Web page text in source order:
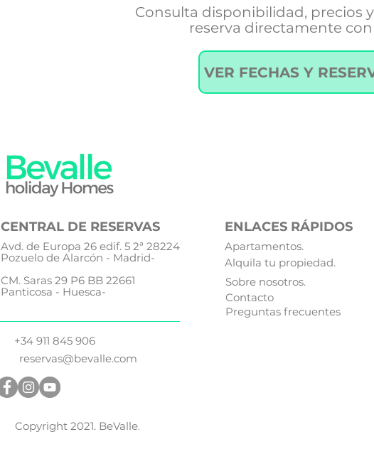
Consulta disponibilidad, precios
reserva directamente con
VER FECHAS Y
CENTRAL DE RESERVAS
Avd. de Europa 26 edif. 5 2ª 28224
Pozuelo de Alarcón - Madrid-
CM. Saras 29 P6 BB 22661
Panticosa - Huesca-
ENLACES RÁPIDOS
Apartamentos.
Alquila tu propiedad.
Sobre nosotros.
Contacto
Preguntas frecuentes
+34 911 845 906
reservas@bevalle.com
Copyright 2021. BeValle.